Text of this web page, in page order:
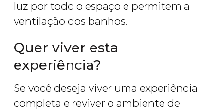
luz por todo o espaço e permitem a
ventilação dos banhos.
Quer viver esta
experiência?
Se você deseja viver uma experiência
completa e reviver o ambiente de